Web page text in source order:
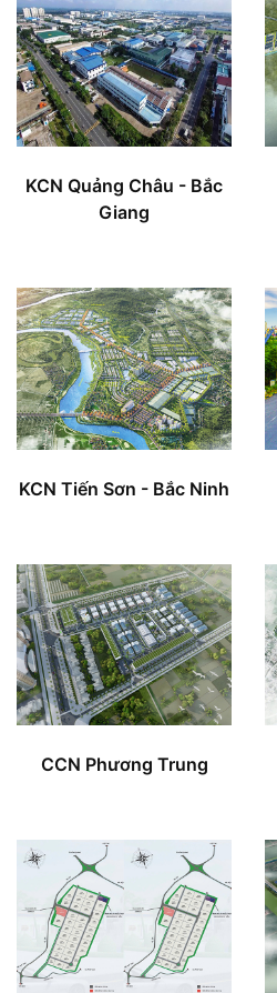
KCN Quảng Châu - Bắc
Giang
KCN Tiến Sơn - Bắc Ninh
CCN Phương Trung